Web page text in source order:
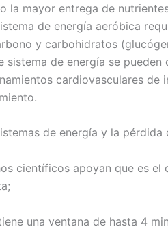
la mayor entrega de
de energía aeróbica
y carbohidratos
sistema de energía se
cardiovasculares
de energía y la pérdida
científicos apoyan que es
una ventana de hasta 4